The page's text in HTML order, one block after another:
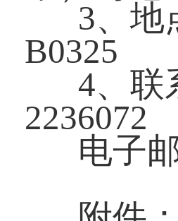
3、地
B0325
4、联
2236072
电子